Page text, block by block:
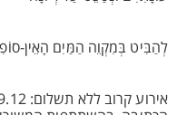
לְהַבִּיט בְּמִקְוֵה הַמַּיִם הָאֵין-